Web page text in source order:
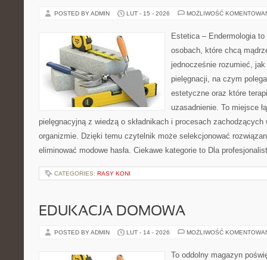
POSTED BY ADMIN LUT - 15 - 2026 MOŻLIWOŚĆ
Estetica – Endermologia
osobach, które chcą
jednocześnie rozumieć, jak
pielęgnacji, na czym
estetyczne oraz które
uzasadnienie. To miejsce
pielęgnacyjną z wiedzą o składnikach i procesach
organizmie. Dzięki temu czytelnik może selekcjonować
eliminować modowe hasła. Ciekawe kategorie to Dla
CATEGORIES: RASY KONI
EDUKACJA DOMOWA
POSTED BY ADMIN LUT - 14 - 2026 MOŻLIWOŚĆ
To oddolny magazyn